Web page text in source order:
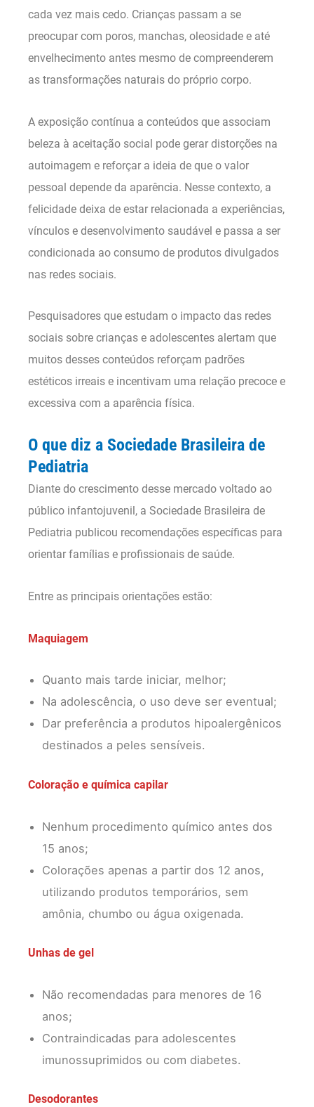
cada vez mais cedo. Crianças passam a se
preocupar com poros, manchas, oleosidade e até
envelhecimento antes mesmo de compreenderem
as transformações naturais do próprio corpo.
A exposição contínua a conteúdos que associam
beleza à aceitação social pode gerar distorções na
autoimagem e reforçar a ideia de que o valor
pessoal depende da aparência. Nesse contexto, a
felicidade deixa de estar relacionada a experiências,
vínculos e desenvolvimento saudável e passa a ser
condicionada ao consumo de produtos divulgados
nas redes sociais.
Pesquisadores que estudam o impacto das redes
sociais sobre crianças e adolescentes alertam que
muitos desses conteúdos reforçam padrões
estéticos irreais e incentivam uma relação precoce e
excessiva com a aparência física.
O que diz a Sociedade Brasileira de
Pediatria
Diante do crescimento desse mercado voltado ao
público infantojuvenil, a Sociedade Brasileira de
Pediatria publicou recomendações específicas para
orientar famílias e profissionais de saúde.
Entre as principais orientações estão:
Maquiagem
Quanto mais tarde iniciar, melhor;
Na adolescência, o uso deve ser eventual;
Dar preferência a produtos hipoalergênicos
destinados a peles sensíveis.
Coloração e química capilar
Nenhum procedimento químico antes dos
15 anos;
Colorações apenas a partir dos 12 anos,
utilizando produtos temporários, sem
amônia, chumbo ou água oxigenada.
Unhas de gel
Não recomendadas para menores de 16
anos;
Contraindicadas para adolescentes
imunossuprimidos ou com diabetes.
Desodorantes